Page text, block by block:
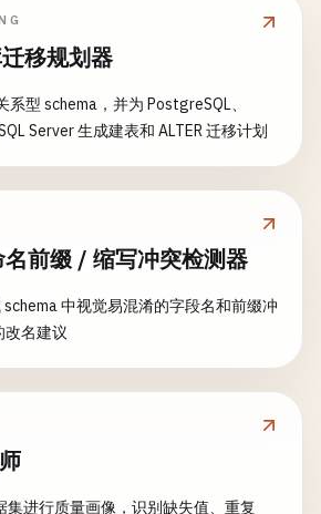
移规划器
系型 schema，并为 PostgreSQL、
Server 生成建表和 ALTER 迁移计划
前缀 / 缩写冲突检测器
schema 中视觉易混淆的字段名和前缀冲
改名建议
集进行质量画像，识别缺失值、重复